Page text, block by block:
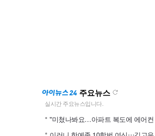
주요뉴스
"미쳤나봐요…아파트 복도에 에어